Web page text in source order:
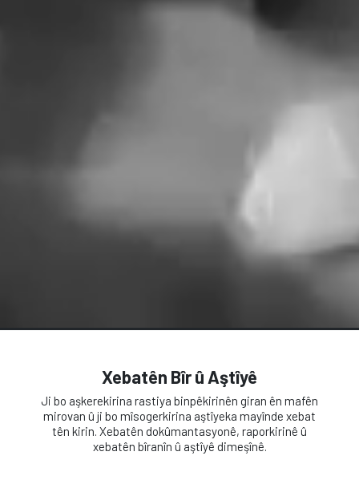
Xebatên Bîr û Aştîyê
Ji bo aşkerekirina rastiya binpêkirinên giran ên mafên
mirovan û ji bo mîsogerkirina aştîyeka mayînde xebat
tên kirin. Xebatên dokûmantasyonê, raporkirinê û
xebatên bîranîn û aştîyê dimeşînê.